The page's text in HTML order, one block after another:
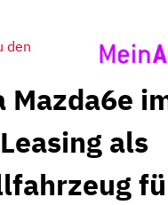
den
Mazda6e
als